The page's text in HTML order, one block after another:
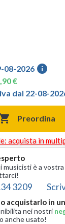
08-2026 info
€
dal 22-08-
Preordina
acquista in
è a
3209
acquistarlo in
nei nostri
anche usato!